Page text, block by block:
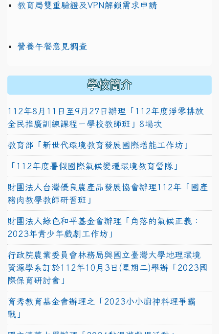
教育局雙重驗證及VPN解鎖需求申請
營養午餐意見調查
學校簡介
112年8月11日至9月27日辦理「112年度淨零排放
全民推廣訓練課程－學校教師班」8場次
教育部「新世代環境教育發展國際增能工作坊」
「112年度暑假國際氣候變遷環境教育營隊」
財團法人台灣優良農產品發展協會辦理112年「國產
豬肉教學教師研習班」
財團法人綠色和平基金會辦理「角落的氣候正義：
2023年青少年戲劇工作坊」
行政院農業委員會林務局與國立臺灣大學地理環境
資源學系訂於112年10月3日(星期二)舉辦「2023國
際保育研討會」
育秀教育基金會辦理之「2023小小廚神料理爭霸
戰」